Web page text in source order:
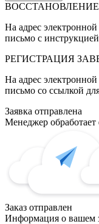
На адрес
письмо с
РЕГИСТРАЦИЯ
На адрес
письмо со ссылкой
Заявка отправлена
Менеджер обработает
Заказ отправлен
Информация о вашем